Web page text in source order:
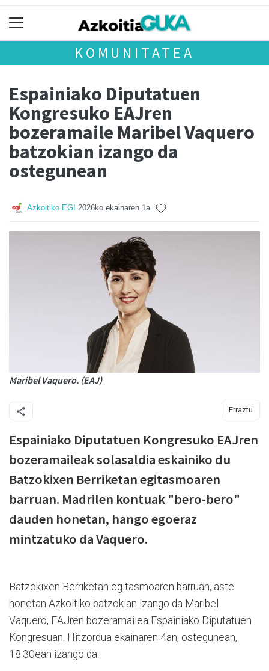
KOMUNITATEA
Espainiako Diputatuen
Kongresuko EAJren
bozeramaile Maribel Vaquero
batzokian izango da
ostegunean
Azkoitiko EGI 2026ko ekainaren 1a
Maribel Vaquero. (EAJ)
Erraztu
Espainiako Diputatuen Kongresuko EAJren
bozeramaileak solasaldia eskainiko du
Batzokixen Berriketan egitasmoaren
barruan. Madrilen kontuak "bero-bero"
dauden honetan, hango egoeraz
mintzatuko da Vaquero.
Batzokixen Berriketan egitasmoaren barruan, aste
honetan Azkoitiko batzokian izango da Maribel
Vaquero, EAJren bozeramailea Espainiako Diputatuen
Kongresuan. Hitzordua ekainaren 4an, ostegunean,
18:30ean izango da.